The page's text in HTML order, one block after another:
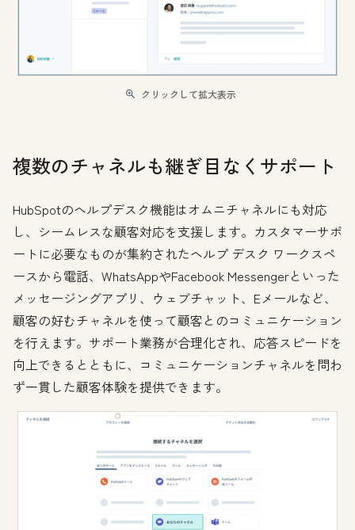
クリックして拡大表示
複数のチャネルも継ぎ目なくサポート
HubSpotのヘルプデスク機能はオムニチャネルにも対応
し、シームレスな顧客対応を支援します。カスタマーサポ
ートに必要なものが集約されたヘルプ デスク ワークスペ
ースから電話、WhatsAppやFacebook Messengerといった
メッセージングアプリ、ウェブチャット、Eメールなど、
顧客の好むチャネルを使って顧客とのコミュニケーション
を行えます。サポート業務が合理化され、応答スピードを
向上できるとともに、コミュニケーションチャネルを問わ
ず一貫した顧客体験を提供できます。